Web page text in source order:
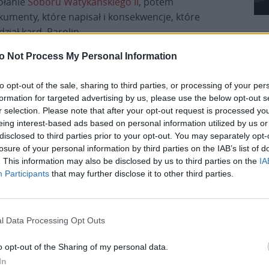
Not Process My Personal Information
opt-out of the sale, sharing to third parties, or processing of your
for targeted advertising by us, please use the below opt-out
selection. Please note that after your opt-out request is processed
interest-based ads based on personal information utilized by us
to third parties prior to your opt-out. You may separately
of your personal information by third parties on the IAB’s list of
This information may also be disclosed by us to third parties on the
Participants that may further disclose it to other third parties.
Data Processing Opt Outs
opt-out of the Sharing of my personal data.
które napisał i konsekwencje, które
kard. Parolin.
jak ocenił, naprawdę dotknęła Kościół i cały
powinniśmy ucznić skarb to szukanie tego, co
że to przesłanie, wezwanie o wyjątkowej
nim, w świecie, który ciągle zmierza w stronę
państw, tworzy napięcia” – powiedział